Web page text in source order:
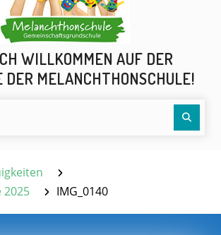
WILLKOMMEN AUF DER
DER MELANCHTHONSCHULE!
IMG_0140